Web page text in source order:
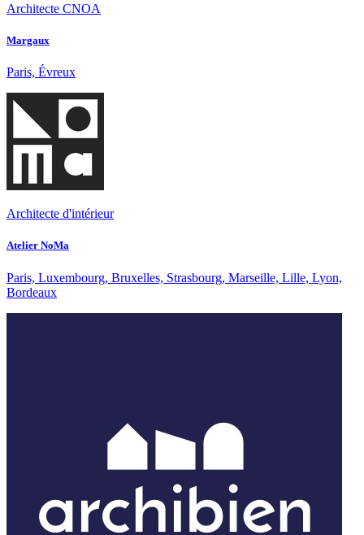
Architecte CNOA
Margaux
Paris, Évreux
Architecte d'intérieur
Atelier NoMa
Paris, Luxembourg, Bruxelles, Strasbourg, Marseille, Lille, Lyon,
Bordeaux